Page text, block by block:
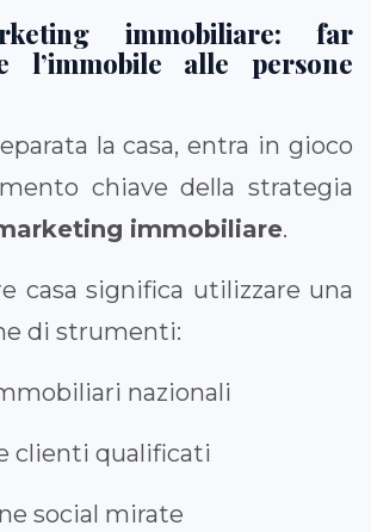
immobiliare: far
l’immobile alle persone
la casa, entra in gioco
chiave della strategia
immobiliare.
casa significa utilizzare una
di strumenti:
nazionali
clienti qualificati
social mirate